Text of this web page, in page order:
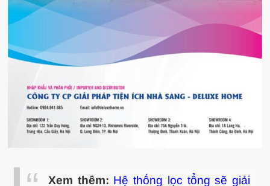
Xem thêm: Hệ thống lọc tổng sẽ giải